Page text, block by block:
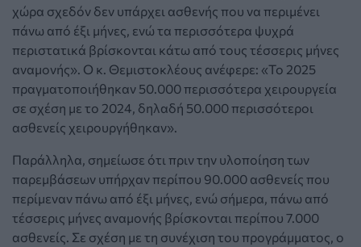
χώρα σχεδόν δεν υπάρχει ασθενής που να περιμένει
πάνω από έξι μήνες, ενώ τα περισσότερα ψυχρά
περιστατικά βρίσκονται κάτω από τους τέσσερις μήνες
αναμονής». Ο κ. Θεμιστοκλέους ανέφερε: «Το 2025
πραγματοποιήθηκαν 50.000 περισσότερα χειρουργεία
σε σχέση με το 2024, δηλαδή 50.000 περισσότεροι
ασθενείς χειρουργήθηκαν».
Παράλληλα, σημείωσε ότι πριν την υλοποίηση των
παρεμβάσεων υπήρχαν περίπου 90.000 ασθενείς που
περίμεναν πάνω από έξι μήνες, ενώ σήμερα, πάνω από
τέσσερις μήνες αναμονής βρίσκονται περίπου 7.000
ασθενείς. Σε σχέση με τη συνέχιση του προγράμματος, ο